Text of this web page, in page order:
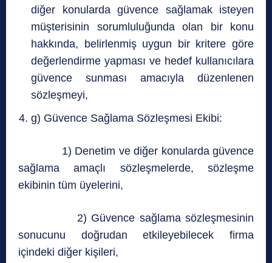
diğer konularda güvence sağlamak isteyen
müşterisinin sorumluluğunda olan bir konu
hakkında, belirlenmiş uygun bir kritere göre
değerlendirme yapması ve hedef kullanıcılara
güvence sunması amacıyla düzenlenen
sözleşmeyi,
g) Güvence Sağlama Sözleşmesi Ekibi:
1) Denetim ve diğer konularda güvence
sağlama amaçlı sözleşmelerde, sözleşme
ekibinin tüm üyelerini,
2) Güvence sağlama sözleşmesinin
sonucunu doğrudan etkileyebilecek firma
içindeki diğer kişileri,